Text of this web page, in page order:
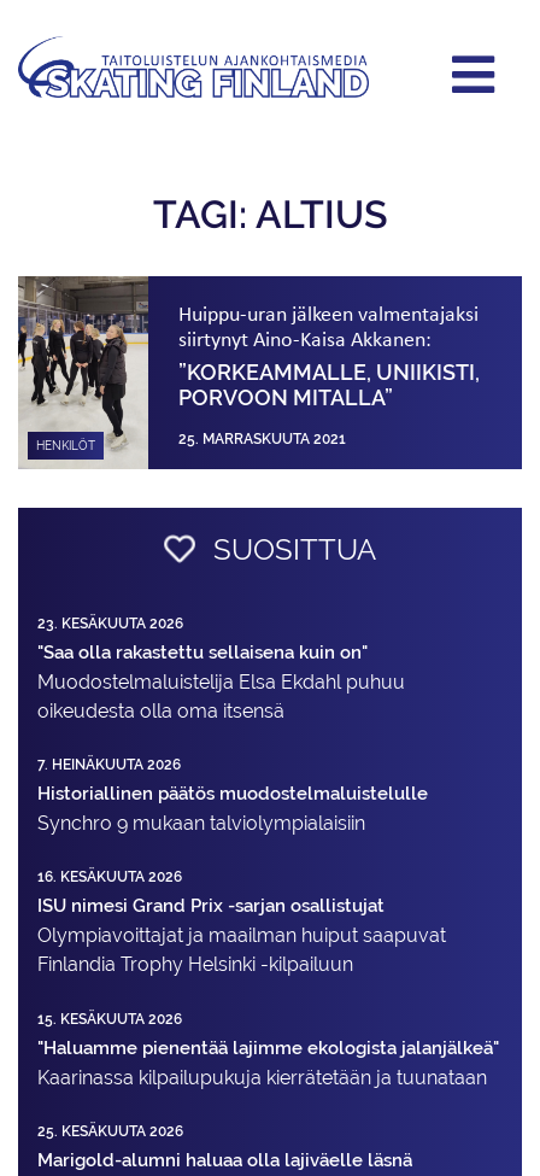
TAGI: ALTIUS
HENKILÖT
Huippu-uran jälkeen valmentajaksi
siirtynyt Aino-Kaisa Akkanen:
”KORKEAMMALLE, UNIIKISTI,
PORVOON MITALLA”
25. MARRASKUUTA 2021
SUOSITTUA
23. KESÄKUUTA 2026
"Saa olla rakastettu sellaisena kuin on"
Muodostelma­luistelija Elsa Ekdahl puhuu
oikeudesta olla oma itsensä
7. HEINÄKUUTA 2026
Historiallinen päätös muodostelmaluistelulle
Synchro 9 mukaan talviolympialaisiin
16. KESÄKUUTA 2026
ISU nimesi Grand Prix -sarjan osallistujat
Olympiavoittajat ja maailman huiput saapuvat
Finlandia Trophy Helsinki -kilpailuun
15. KESÄKUUTA 2026
"Haluamme pienentää lajimme ekologista jalanjälkeä"
Kaarinassa kilpailupukuja kierrätetään ja tuunataan
25. KESÄKUUTA 2026
Marigold-alumni haluaa olla lajiväelle läsnä